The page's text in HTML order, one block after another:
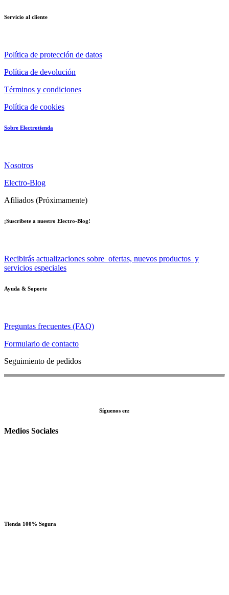
Servicio al cliente
Política de protección de datos
Política de devolución
Términos y condiciones
Política de cookies
Sobre Electrotienda
Nosotros
Electro-Blog
Afiliados (Próximamente)
¡Suscríbete a nuestro Electro-Blog!
Recibirás actualizaciones sobre ofertas, nuevos productos y
servicios especiales
Ayuda & Soporte
Preguntas frecuentes (FAQ)
Formulario de contacto
Seguimiento de pedidos
Síguenos en:
Medios Sociales
Tienda 100% Segura